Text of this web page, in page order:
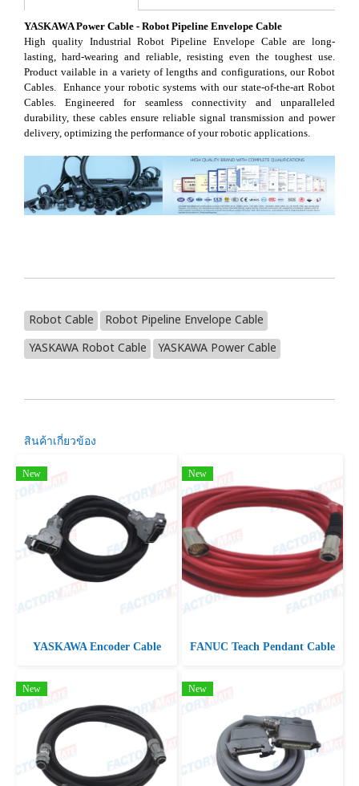
YASKAWA Power Cable - Robot Pipeline Envelope Cable
High quality Industrial Robot Pipeline Envelope Cable are long-
lasting, hard-wearing and reliable, resisting even the toughest use.
Product vailable in a variety of lengths and configurations, our Robot
Cables. Enhance your robotic systems with our state-of-the-art Robot
Cables. Engineered for seamless connectivity and unparalleled
durability, these cables ensure reliable signal transmission and power
delivery, optimizing the performance of your robotic applications.
Robot Cable
Robot Pipeline Envelope Cable
YASKAWA Robot Cable
YASKAWA Power Cable
สินค้าเกี่ยวข้อง
New
YASKAWA Encoder Cable
New
FANUC Teach Pendant Cable
New New